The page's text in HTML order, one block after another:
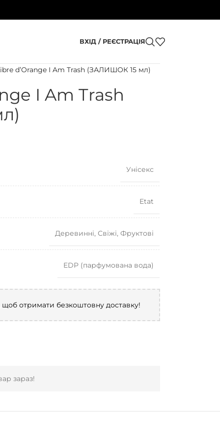
ВХІД / РЕЄСТРАЦІЯ
d’Orange I Am Trash (ЗАЛИШОК 15 мл)
I Am Trash
Унісекс
Etat
Деревинні, Свіжі, Фруктові
EDP (парфумована вода)
щоб отримати безкоштовну доставку!
зараз!